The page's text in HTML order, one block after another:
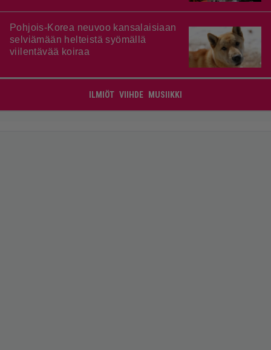
Pohjois-Korea neuvoo kansalaisiaan
selviämään helteistä syömällä
viilentävää koiraa
ILMIÖT VIIHDE MUSIIKKI